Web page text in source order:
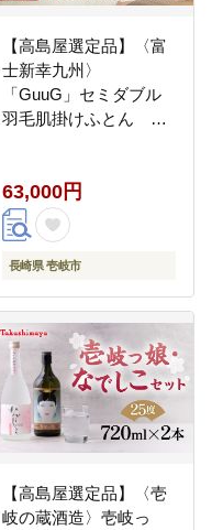
【高島屋選定品】〈富
士新幸九州〉
「GuuG」セミダブル
羽毛肌掛けふとん ハ
市》 寝具 ダウンケット
布団 クール寝具 オール
シーズン対応 羽毛布団
肌掛け布団 国産 日本製
円
63,000円
長崎県 壱岐市
【高島屋選定品】〈壱
岐の蔵酒造〉壱岐っ